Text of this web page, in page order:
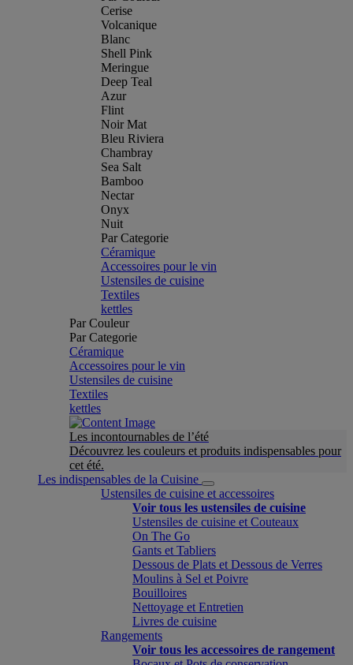
Cerise
Volcanique
Blanc
Shell Pink
Meringue
Deep Teal
Azur
Flint
Noir Mat
Bleu Riviera
Chambray
Sea Salt
Bamboo
Nectar
Onyx
Nuit
Par Categorie
Céramique
Accessoires pour le vin
Ustensiles de cuisine
Textiles
kettles
Par Couleur
Par Categorie
Céramique
Accessoires pour le vin
Ustensiles de cuisine
Textiles
kettles
Les incontournables de l’été
Découvrez les couleurs et produits indispensables pour
cet été.
Les indispensables de la Cuisine
Ustensiles de cuisine et accessoires
Voir tous les ustensiles de cuisine
Ustensiles de cuisine et Couteaux
On The Go
Gants et Tabliers
Dessous de Plats et Dessous de Verres
Moulins à Sel et Poivre
Bouilloires
Nettoyage et Entretien
Livres de cuisine
Rangements
Voir tous les accessoires de rangement